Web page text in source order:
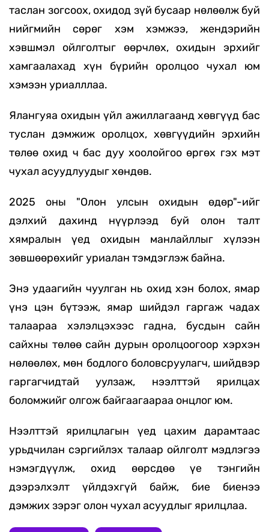
таслан зогсоох, охидод зүй бусаар нөлөөлж буй
нийгмийн сөрөг хэм хэмжээ, жендэрийн
хэвшмэл ойлголтыг өөрчлөх, охидын эрхийг
хамгаалахад хүн бүрийн оролцоо чухал юм
хэмээн уриалллаа.
Ялангуяа охидын үйл ажиллагаанд хөвгүүд бас
туслан дэмжиж оролцох, хөвгүүдийн эрхийн
төлөө охид ч бас дуу хоолойгоо өргөх гэх мэт
чухал асуудлуудыг хөндөв.
2025 оны "Олон улсын охидын өдөр"-ийг
дэлхий дахинд нүүрлээд буй олон талт
хямралын үед охидын манлайллыг хүлээн
зөвшөөрөхийг уриалан тэмдэглэж байна.
Энэ удаагийн чуулган нь охид хэн болох, ямар
үнэ цэн бүтээж, ямар шийдэл гаргаж чадах
талаараа хэлэлцэхээс гадна, бусдын сайн
сайхны төлөө сайн дурын оролцоогоор хэрхэн
нөлөөлөх, мөн бодлого боловсруулагч, шийдвэр
гаргагчидтай уулзаж, нээлттэй ярилцах
боломжийг олгож байгаагаараа онцлог юм.
Нээлттэй ярилцлагын үед цахим дарамтаас
урьдчилан сэргийлэх талаар ойлголт мэдлэгээ
нэмэгдүүлж, охид өөрсдөө үе тэнгийн
дээрэлхэлт үйлдэхгүй байж, бие биенээ
дэмжих зэрэг олон чухал асуудлыг ярилцлаа.